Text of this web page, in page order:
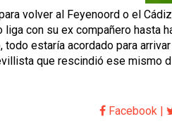
volver al Feyenoord o el
con su ex compañero hasta
estaría acordado para
que rescindió ese mismo
Facebook |